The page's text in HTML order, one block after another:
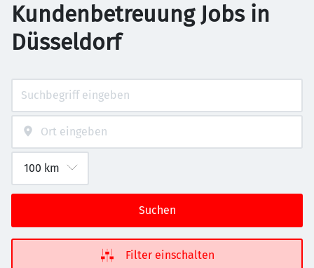
Kundenbetreuung Jobs in
Düsseldorf
Suchen
Filter einschalten